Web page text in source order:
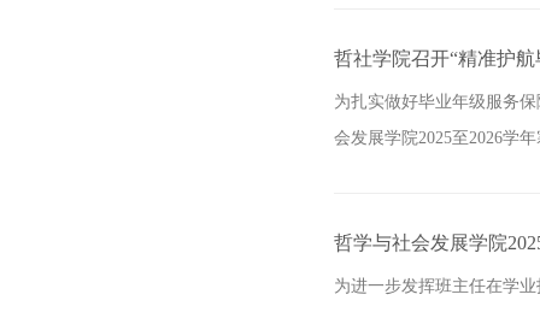
哲社学院召开“精准护
为扎实做好毕业年级服务
会发展学院2025至2026学
哲学与社会发展学院
为进一步发挥班主任在学